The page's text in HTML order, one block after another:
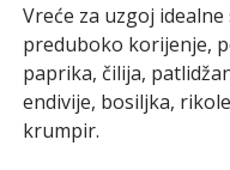
Vreće za uzgoj
preduboko korijenje,
paprika, čilija,
endivije, bosiljka,
krumpir.